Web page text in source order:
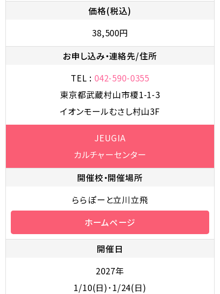
価格(税込)
38,500円
お申し込み・連絡先/住所
TEL : 042-590-0355
東京都武蔵村山市榎1-1-3
イオンモールむさし村山3F
JEUGIA
カルチャーセンター
開催校・開催場所
ららぽーと立川立飛
ホームページ
開催日
2027年
1/10(日)･1/24(日)